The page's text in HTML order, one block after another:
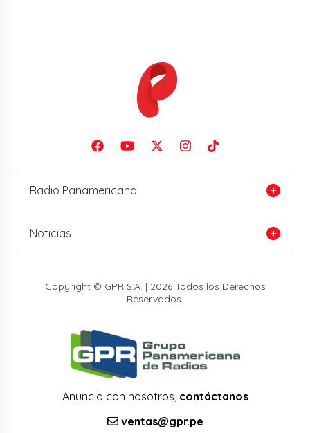
Radio Panamericana
Noticias
Copyright © GPR S.A. | 2026 Todos los Derechos
Reservados.
Anuncia con nosotros, contáctanos
ventas@gpr.pe